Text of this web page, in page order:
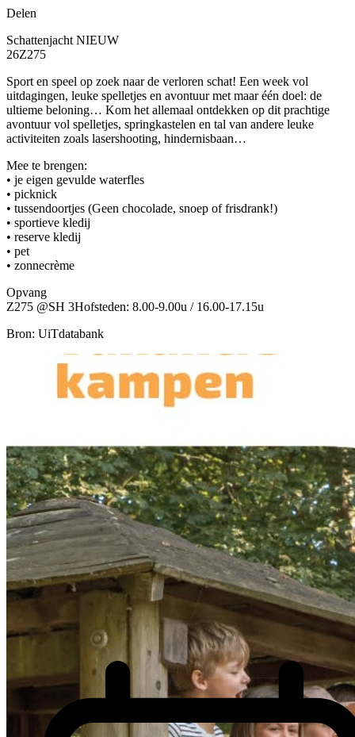
Delen
Schattenjacht NIEUW
26Z275
Sport en speel op zoek naar de verloren schat! Een week vol
uitdagingen, leuke spelletjes en avontuur met maar één doel: de
ultieme beloning… Kom het allemaal ontdekken op dit prachtige
avontuur vol spelletjes, springkastelen en tal van andere leuke
activiteiten zoals lasershooting, hindernisbaan…
Mee te brengen:
• je eigen gevulde waterfles
• picknick
• tussendoortjes (Geen chocolade, snoep of frisdrank!)
• sportieve kledij
• reserve kledij
• pet
• zonnecrème
Opvang
Z275 @SH 3Hofsteden: 8.00-9.00u / 16.00-17.15u
Bron: UiTdatabank